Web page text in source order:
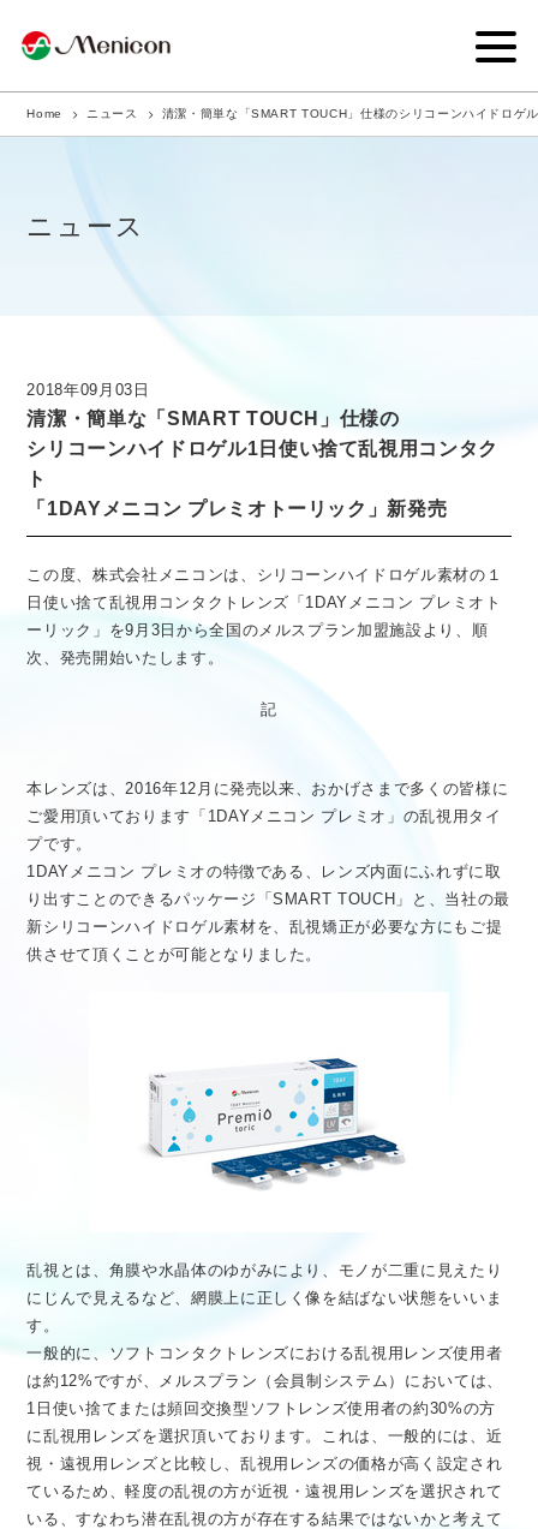
企業情報
商品サイト
ニュース
採用情報
Home ニュース 清潔・簡単な「SMART TOUCH」仕様のシリコーンハイドロゲ
ニュース
2018年09月03日
清潔・簡単な「SMART TOUCH」仕様の
シリコーンハイドロゲル1日使い捨て乱視用コンタク
ト
「1DAYメニコン プレミオトーリック」新発売
この度、株式会社メニコンは、シリコーンハイドロゲル素材の１
日使い捨て乱視用コンタクトレンズ「1DAYメニコン プレミオト
ーリック」を9月3日から全国のメルスプラン加盟施設より、順
次、発売開始いたします。
記
本レンズは、2016年12月に発売以来、おかげさまで多くの皆様に
ご愛用頂いております「1DAYメニコン プレミオ」の乱視用タイ
プです。
1DAYメニコン プレミオの特徴である、レンズ内面にふれずに取
り出すことのできるパッケージ「SMART TOUCH」と、当社の最
新シリコーンハイドロゲル素材を、乱視矯正が必要な方にもご提
供させて頂くことが可能となりました。
乱視とは、角膜や水晶体のゆがみにより、モノが二重に見えたり
にじんで見えるなど、網膜上に正しく像を結ばない状態をいいま
す。
一般的に、ソフトコンタクトレンズにおける乱視用レンズ使用者
は約12%ですが、メルスプラン（会員制システム）においては、
1日使い捨てまたは頻回交換型ソフトレンズ使用者の約30%の方
に乱視用レンズを選択頂いております。これは、一般的には、近
視・遠視用レンズと比較し、乱視用レンズの価格が高く設定され
ているため、軽度の乱視の方が近視・遠視用レンズを選択されて
いる、すなわち潜在乱視の方が存在する結果ではないかと考えて